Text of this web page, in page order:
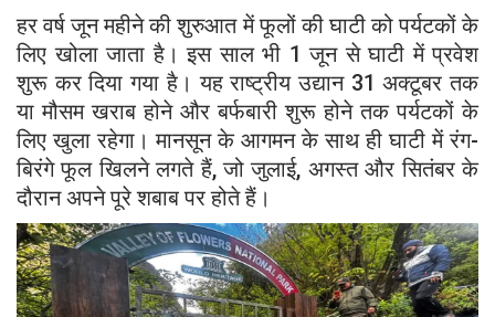
हर वर्ष जून महीने की शुरुआत में फूलों की घाटी को पर्यटकों के
लिए खोला जाता है। इस साल भी 1 जून से घाटी में प्रवेश
शुरू कर दिया गया है। यह राष्ट्रीय उद्यान 31 अक्टूबर तक
या मौसम खराब होने और बर्फबारी शुरू होने तक पर्यटकों के
लिए खुला रहेगा। मानसून के आगमन के साथ ही घाटी में रंग-
बिरंगे फूल खिलने लगते हैं, जो जुलाई, अगस्त और सितंबर के
दौरान अपने पूरे शबाब पर होते हैं।